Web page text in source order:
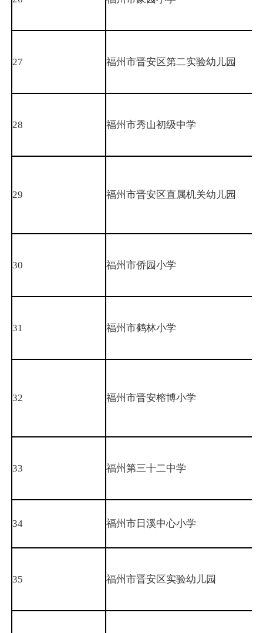
27 福州市晋安区第二实验幼儿园
28 福州市秀山初级中学
29 福州市晋安区直属机关幼儿园
30 福州市侨园小学
31 福州市鹤林小学
32 福州市晋安榕博小学
33 福州第三十二中学
34 福州市日溪中心小学
35 福州市晋安区实验幼儿园